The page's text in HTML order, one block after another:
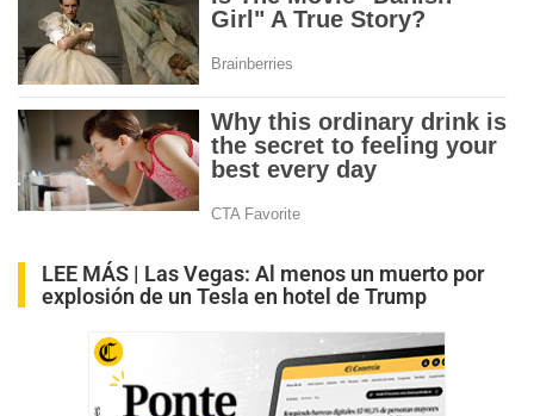
LEE MÁS | Las Vegas: Al menos un muerto por
explosión de un Tesla en hotel de Trump